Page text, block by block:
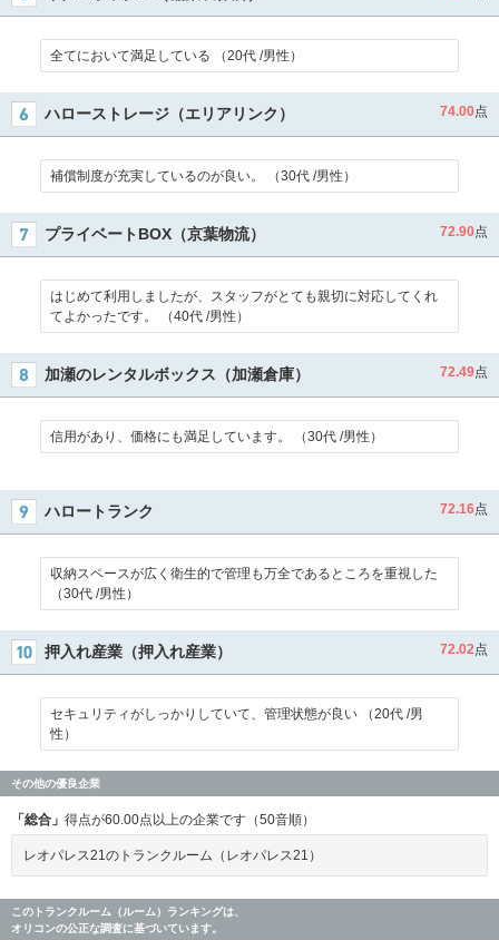
全てにおいて満足している （20代 /男性）
ハローストレージ（エリアリンク） 74.00点
補償制度が充実しているのが良い。 （30代 /男性）
プライベートBOX（京葉物流） 72.90点
はじめて利用しましたが、スタッフがとても親切に対応してくれ
てよかったです。 （40代 /男性）
加瀬のレンタルボックス（加瀬倉庫） 72.49点
信用があり、価格にも満足しています。 （30代 /男性）
ハロートランク 72.16点
収納スペースが広く衛生的で管理も万全であるところを重視した
（30代 /男性）
押入れ産業（押入れ産業） 72.02点
セキュリティがしっかりしていて、管理状態が良い （20代 /男
性）
その他の優良企業
「総合」 得点が60.00点以上の企業です（50音順）
レオパレス21のトランクルーム（レオパレス21）
このトランクルーム（ルーム）ランキングは、
オリコンの公正な調査に基づいています。